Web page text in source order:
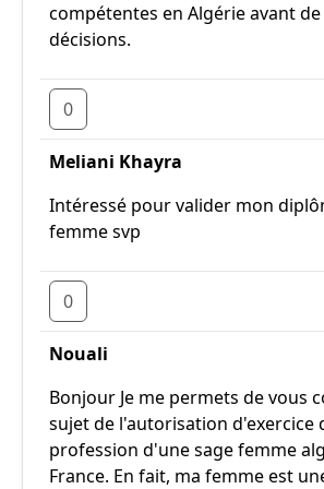
compétentes en Algérie avant
décisions.
0
Meliani Khayra
Intéressé pour valider mon
femme svp
0
Nouali
Bonjour Je me permets de vous
sujet de l'autorisation d'exercice
profession d'une sage femme
France. En fait, ma femme est